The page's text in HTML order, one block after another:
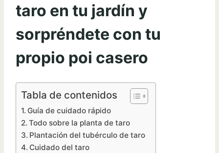
taro en tu jardín y
sorpréndete con tu
propio poi casero
Tabla de contenidos
Guía de cuidado rápido
Todo sobre la planta de taro
Plantación del tubérculo de taro
Cuidado del taro